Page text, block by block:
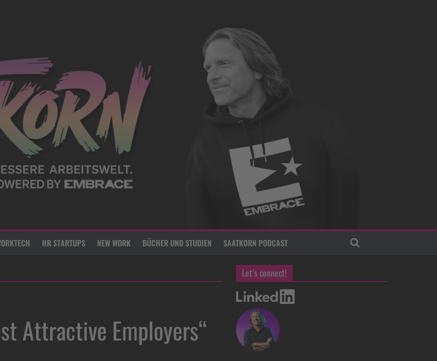
HR STARTUPS NEW WORK BÜCHER UND STUDIEN SAATKORN PODCAST
Attractive Employers“
Let’s connect!